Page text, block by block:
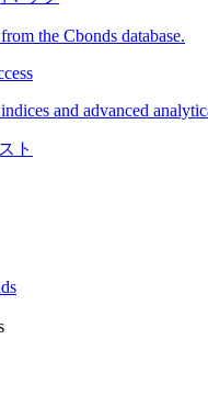
the Cbonds database.
indices and advanced
ト